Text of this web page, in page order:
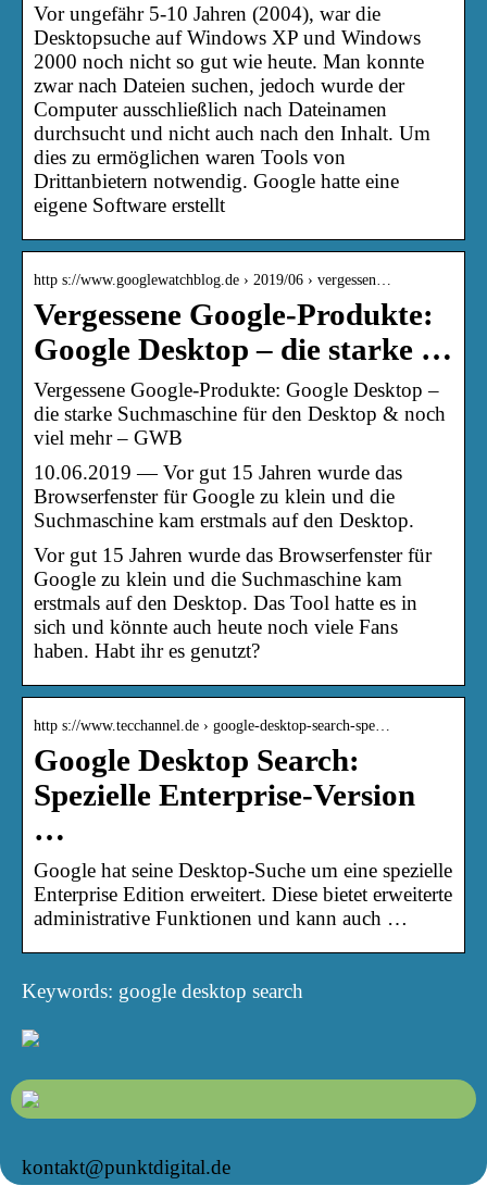
Vor ungefähr 5-10 Jahren (2004), war die
Desktopsuche auf Windows XP und Windows
2000 noch nicht so gut wie heute. Man konnte
zwar nach Dateien suchen, jedoch wurde der
Computer ausschließlich nach Dateinamen
durchsucht und nicht auch nach den Inhalt. Um
dies zu ermöglichen waren Tools von
Drittanbietern notwendig. Google hatte eine
eigene Software erstellt
http s://www.googlewatchblog.de › 2019/06 › vergessen…
Vergessene Google-Produkte:
Google Desktop – die starke …
Vergessene Google-Produkte: Google Desktop –
die starke Suchmaschine für den Desktop & noch
viel mehr – GWB
10.06.2019 — Vor gut 15 Jahren wurde das
Browserfenster für Google zu klein und die
Suchmaschine kam erstmals auf den Desktop.
Vor gut 15 Jahren wurde das Browserfenster für
Google zu klein und die Suchmaschine kam
erstmals auf den Desktop. Das Tool hatte es in
sich und könnte auch heute noch viele Fans
haben. Habt ihr es genutzt?
http s://www.tecchannel.de › google-desktop-search-spe…
Google Desktop Search:
Spezielle Enterprise-Version
…
Google hat seine Desktop-Suche um eine spezielle
Enterprise Edition erweitert. Diese bietet erweiterte
administrative Funktionen und kann auch …
Keywords: google desktop search
kontakt@punktdigital.de